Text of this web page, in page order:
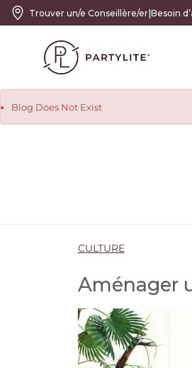
Trouver un/e Conseillère/er|Besoin
Blog Does Not Exist
CULTURE
Aménager